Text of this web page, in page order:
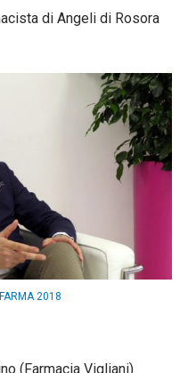
di Angeli di Rosora
2018
(Farmacia Vigliani)